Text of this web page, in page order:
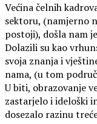
Većina čelnih
sektoru, (namjerno
postoji), došla nam
Dolazili su kao
svoja znanja i
nama, (u tom
U biti, obrazovanje
zastarjelo i ideloški
dosezalo razinu